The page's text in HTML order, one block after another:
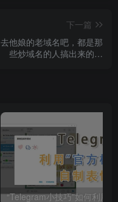
下一篇
去他娘的老域名吧，都是那
些炒域名的人搞出来的鬼